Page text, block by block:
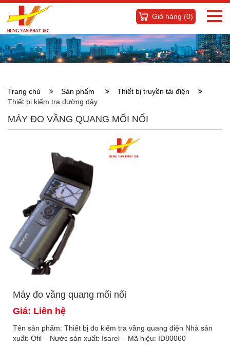
Giỏ hàng (0)
Trang chủ Sản phẩm
Thiết bị truyền tải điện
Thiết bị kiểm tra đường dây
MÁY ĐO VẦNG QUANG MỐI NỐI
Máy đo vầng quang mối nối
Giá: Liên hệ
Tên sản phẩm: Thiết bị đo kiểm tra vầng quang điện Nhà sản
xuất: Ofil – Nước sản xuất: Isarel – Mã hiệu: ID80060